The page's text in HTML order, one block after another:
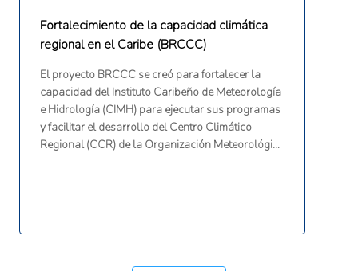
Fortalecimiento de la capacidad climática
regional en el Caribe (BRCCC)
El proyecto BRCCC se creó para fortalecer la
capacidad del Instituto Caribeño de Meteorología
e Hidrología (CIMH) para ejecutar sus programas
y facilitar el desarrollo del Centro Climático
Regional (CCR) de la Organización Meteorológica
Servicios Meteorológicos e Hidrológicos